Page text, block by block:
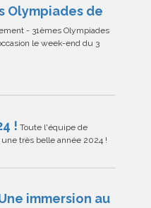
Olympiades de
- 31èmes Olympiades
le week-end du 3
! Toute l'équipe de
très belle année 2024 !
immersion au